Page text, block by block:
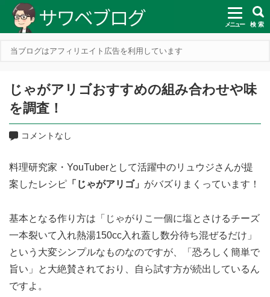
メニュー 検 索
当ブログはアフィリエイト広告を利用しています
じゃがアリゴおすすめの組み合わせや味
を調査！
コメントなし
料理研究家・YouTuberとして活躍中のリュウジさんが提
案したレシピ 「じゃがアリゴ」 がバズりまくっています！
基本となる作り方は「じゃがりこ一個に塩とさけるチーズ
一本裂いて入れ熱湯150cc入れ蓋し数分待ち混ぜるだけ」
という大変シンプルなものなのですが、「恐ろしく簡単で
旨い」と大絶賛されており、自ら試す方が続出しているん
ですよ。